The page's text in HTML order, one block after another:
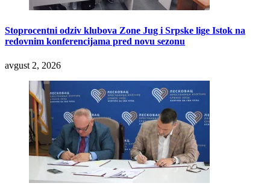
Stoprocentni odziv klubova Zone Jug i Srpske lige Istok na
redovnim konferencijama pred novu sezonu
avgust 2, 2026